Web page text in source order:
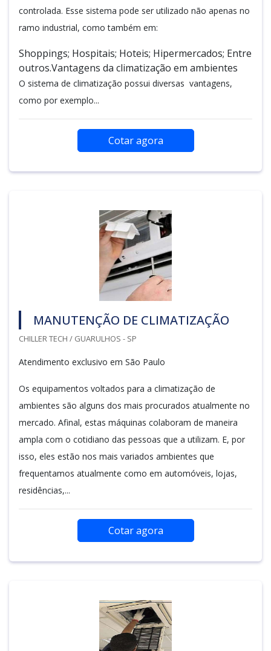
controlada. Esse sistema pode ser utilizado não apenas no
ramo industrial, como também em:
Shoppings; Hospitais; Hoteis; Hipermercados; Entre
outros.Vantagens da climatização em ambientes
O sistema de climatização possui diversas vantagens,
como por exemplo...
Cotar agora
MANUTENÇÃO DE CLIMATIZAÇÃO
CHILLER TECH / GUARULHOS - SP
Atendimento exclusivo em São Paulo
Os equipamentos voltados para a climatização de
ambientes são alguns dos mais procurados atualmente no
mercado. Afinal, estas máquinas colaboram de maneira
ampla com o cotidiano das pessoas que a utilizam. E, por
isso, eles estão nos mais variados ambientes que
frequentamos atualmente como em automóveis, lojas,
residências,...
Cotar agora